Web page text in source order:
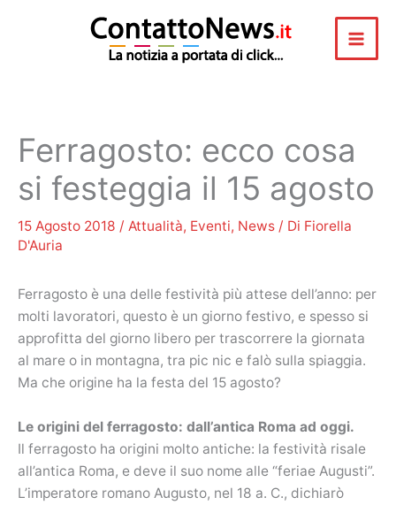
Ferragosto: ecco cosa
si festeggia il 15 agosto
15 Agosto 2018 / Attualità, Eventi, News / Di Fiorella
D'Auria
Ferragosto è una delle festività più attese dell’anno: per
molti lavoratori, questo è un giorno festivo, e spesso si
approfitta del giorno libero per trascorrere la giornata
al mare o in montagna, tra pic nic e falò sulla spiaggia.
Ma che origine ha la festa del 15 agosto?
Le origini del ferragosto: dall’antica Roma ad oggi.
Il ferragosto ha origini molto antiche: la festività risale
all’antica Roma, e deve il suo nome alle “feriae Augusti”.
L’imperatore romano Augusto, nel 18 a. C., dichiarò